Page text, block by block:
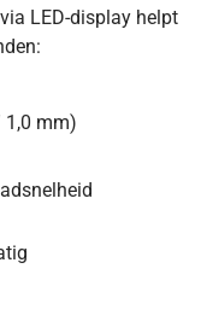
LED-display helpt
1,0 mm)